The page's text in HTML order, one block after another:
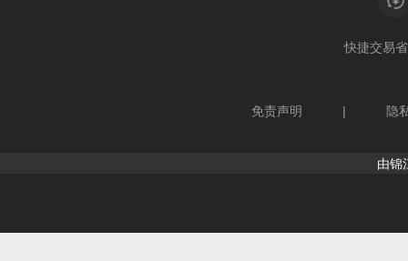
快捷交易
免责声明 | 隐
由锦